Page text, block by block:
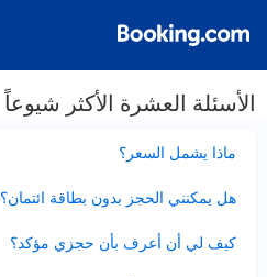
الأسئلة العشرة الأكثر شيوعاً
ماذا يشمل السعر؟
مصغر
هل يمكنني الحجز بدون بطاقة ائتمان؟
مصغر
كيف لي أن أعرف بأن حجزي مؤكد؟
مصغر